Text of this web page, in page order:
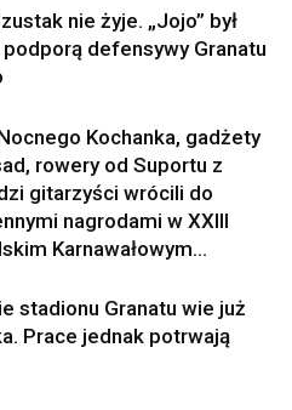
nie żyje. „Jojo” był
defensywy Granatu
Kochanka, gadżety
rowery od Suportu z
gitarzyści wrócili do
nagrodami w XXIII
Karnawałowym...
stadionu Granatu wie już
Prace jednak potrwają